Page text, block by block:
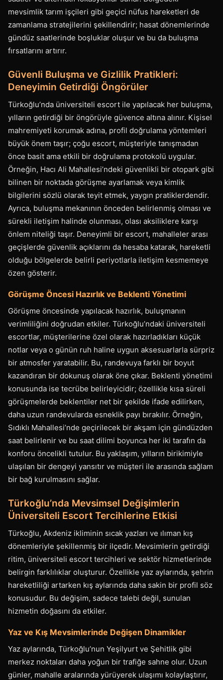
mevsimlik tarım işçileri gibi geçici nüfus hareketleri de
zamanlama stratejilerini şekillendirir; hasat dönemlerinde
gündüz saatlerinde boşluklar oluşur ve bu da buluşma
fırsatlarını artırır.
Güvenli Buluşma ve Gizlilik Pratikleri:
Deneyimin Getirdiği Öngörüler
Türkoğlu’nda üniversiteli escort ile yapılacak her buluşma,
yılların getirdiği bir öngörüyle güvence altına alınır. Kişisel
mahremiyeti korumak adına, profil doğrulama yöntemleri
büyük önem taşır; çoğu escort, müşteriyle tanışmadan
önce basit ama etkili bir doğrulama protokolü uygular.
Örneğin, Hacı Ali Mahallesi’ndeki güvenlikli bir otopark gibi
bilinen bir noktada görüşme ayarlamak veya kimlik
bilgilerini sözlü olarak teyit etmek, yaygın pratiklerdendir.
Ayrıca, buluşma mekanının önceden belirlenmiş olması ve
sürekli iletişim halinde olunması, olası aksiliklere karşı
önlem niteliği taşır. Deneyimli bir escort, mahalleler arası
geçişlerde güvenlik açıklarını da hesaba katarak, hareketli
olduğu bölgelerde belirli periyotlarla iletişim kesmemeye
özen gösterir.
Görüşme Öncesi Hazırlık ve Beklenti Yönetimi
Görüşme öncesinde yapılacak hazırlık, buluşmanın
verimliliğini doğrudan etkiler. Türkoğlu’ndaki üniversiteli
escortlar, müşterilerine özel olarak hazırladıkları küçük
notlar veya o günün ruh haline uygun aksesuarlarla sürpriz
bir atmosfer yaratabilir. Bu, randevuya farklı bir boyut
kazandıran bir dokunuş olarak öne çıkar. Beklenti yönetimi
konusunda ise tecrübe belirleyicidir; özellikle kısa süreli
görüşmelerde beklentiler net bir şekilde ifade edilirken,
daha uzun randevularda esneklik payı bırakılır. Örneğin,
Sıdıklı Mahallesi’nde geçirilecek bir akşam için gündüzden
saat belirlenir ve bu saat dilimi boyunca her iki tarafın da
konforu öncelikli tutulur. Bu yaklaşım, yılların birikimiyle
ulaşılan bir dengeyi yansıtır ve müşteri ile arasında sağlam
bir bağ kurulmasını sağlar.
Türkoğlu’nda Mevsimsel Değişimlerin
Üniversiteli Escort Tercihlerine Etkisi
Türkoğlu, Akdeniz ikliminin sıcak yazları ve ılıman kış
dönemleriyle şekillenmiş bir ilçedir. Mevsimlerin getirdiği
ritim, üniversiteli escort tercihleri ve sektör hizmetlerinde
belirgin farklılıklar oluşturur. Özellikle yaz aylarında, şehrin
hareketliliği artarken kış aylarında daha sakin bir profil söz
konusudur. Bu değişim, sadece talebi değil, sunulan
hizmetin doğasını da etkiler.
Yaz ve Kış Mevsimlerinde Değişen Dinamikler
Yaz aylarında, Türkoğlu’nun Yeşilyurt ve Şehitlik gibi
merkez noktaları daha yoğun bir trafiğe sahne olur. Uzun
günler, mahalle aralarında yürüyerek ulaşımı kolaylaştırır,